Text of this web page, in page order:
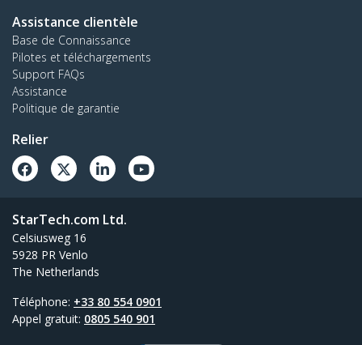
Assistance clientèle
Base de Connaissance
Pilotes et téléchargements
Support FAQs
Assistance
Politique de garantie
Relier
StarTech.com Ltd.
Celsiusweg 16
5928 PR Venlo
The Netherlands
Téléphone: +33 80 554 0901
Appel gratuit: 0805 540 901